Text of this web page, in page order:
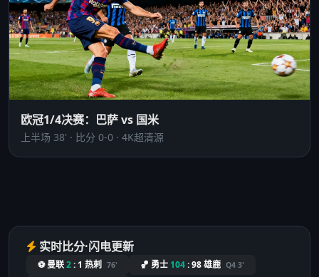
欧冠1/4决赛：巴萨 vs 国米
上半场 38' · 比分 0-0 · 4K超清源
实时比分·闪电更新
⚽ 曼联2: 1 热刺 76' 🏀 勇士 104:98雄鹿 Q4 3'